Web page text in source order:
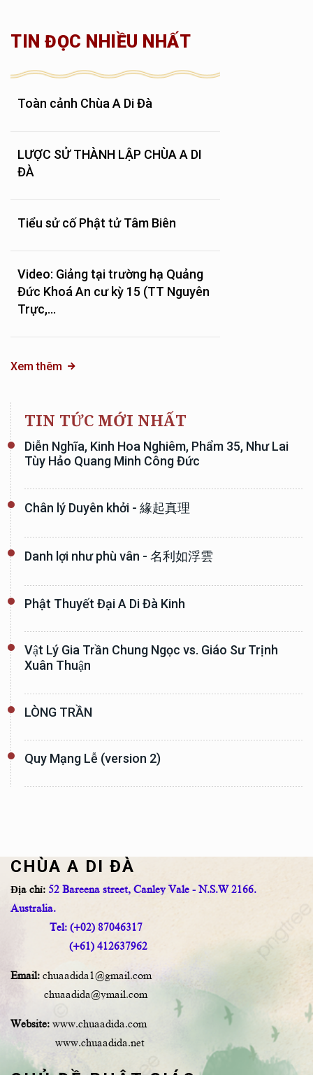
TIN ĐỌC NHIỀU NHẤT
Toàn cảnh Chùa A Di Đà
LƯỢC SỬ THÀNH LẬP CHÙA A DI
ĐÀ
Tiểu sử cố Phật tử Tâm Biên
Video: Giảng tại trường hạ Quảng
Đức Khoá An cư kỳ 15 (TT Nguyên
Trực,...
Xem thêm
TIN TỨC MỚI NHẤT
Diễn Nghĩa, Kinh Hoa Nghiêm, Phẩm 35, Như Lai
Tùy Hảo Quang Minh Công Đức
Chân lý Duyên khởi - 緣起真理
Danh lợi như phù vân - 名利如浮雲
Phật Thuyết Đại A Di Đà Kinh
Vật Lý Gia Trần Chung Ngọc vs. Giáo Sư Trịnh
Xuân Thuận
LÒNG TRẦN
Quy Mạng Lễ (version 2)
CHÙA A DI ĐÀ
Địa chỉ: 52 Bareena street, Canley Vale - N.S.W 2166.
Australia.
Tel: (+02) 87046317
(+61) 412637962
Email: chuaadida1@gmail.com
chuaadida@ymail.com
Website: www.chuaadida.com
www.chuaadida.net